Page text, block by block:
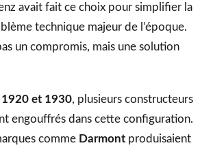
avait fait ce choix pour simplifier la
technique majeur de l’époque.
un compromis, mais une solution
1920 et 1930, plusieurs constructeurs
engouffrés dans cette configuration.
comme Darmont produisaient